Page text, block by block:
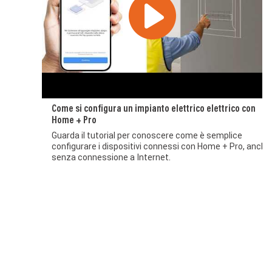
Come si configura un impianto elettrico elettrico con
Home + Pro
Guarda il tutorial per conoscere come è semplice
configurare i dispositivi connessi con Home + Pro, anche
senza connessione a Internet.